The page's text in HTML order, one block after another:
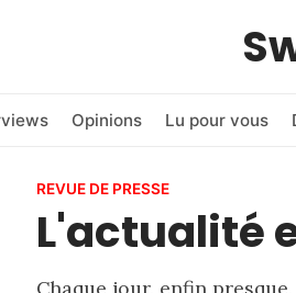
Opinions Lu pour vous
REVUE DE PRESSE
L'actualité